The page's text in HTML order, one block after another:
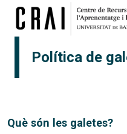
Política de
Què són les galetes?